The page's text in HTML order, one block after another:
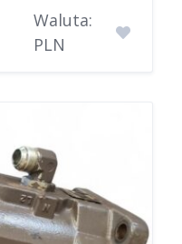
Waluta:
PLN